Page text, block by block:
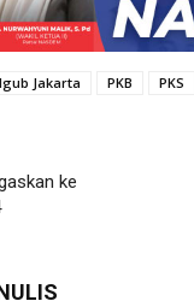
Jakarta PKB PKS
ke